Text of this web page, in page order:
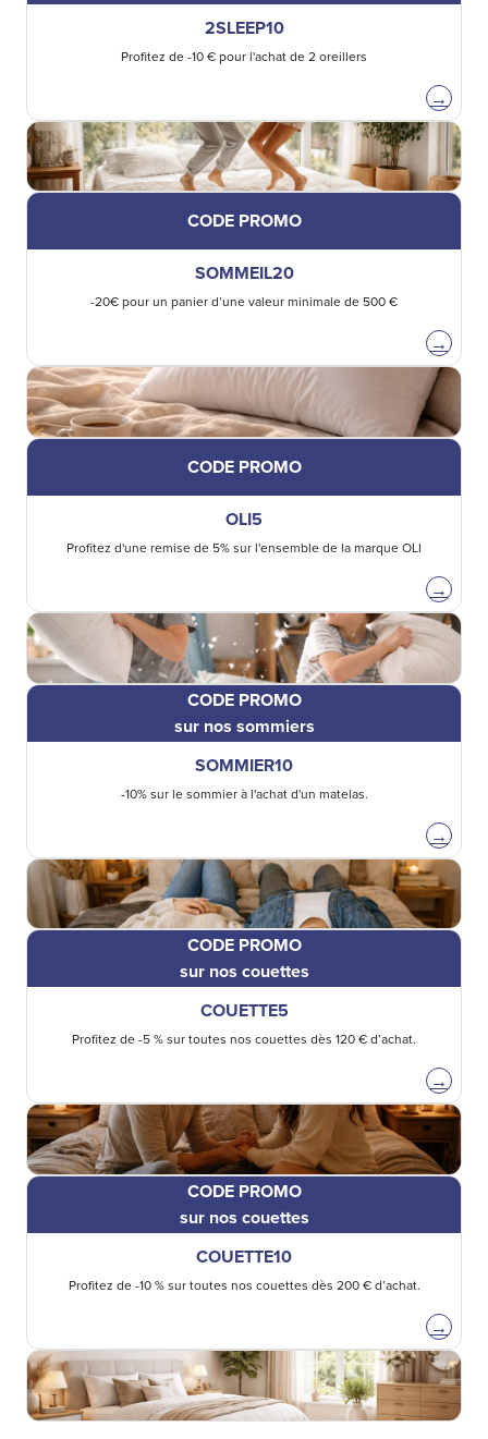
2SLEEP10
Profitez de -10 € pour l'achat de 2 oreillers
→
CODE PROMO
SOMMEIL20
-20€ pour un panier d’une valeur minimale de 500 €
→
CODE PROMO
OLI5
Profitez d'une remise de 5% sur l'ensemble de la marque OLI
→
CODE PROMO
sur nos sommiers
SOMMIER10
-10% sur le sommier à l'achat d'un matelas.
→
CODE PROMO
sur nos couettes
COUETTE5
Profitez de -5 % sur toutes nos couettes dès 120 € d’achat.
→
CODE PROMO
sur nos couettes
COUETTE10
Profitez de -10 % sur toutes nos couettes dès 200 € d’achat.
→